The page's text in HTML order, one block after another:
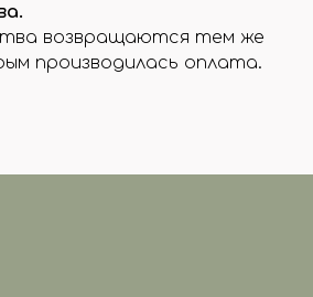
возвращаются тем же
производилась оплата.